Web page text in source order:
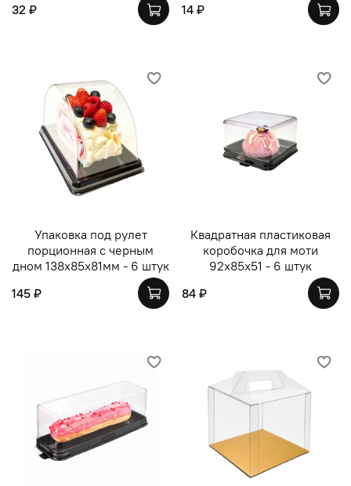
32 ₽
14 ₽
Упаковка под рулет
порционная с черным
дном 138х85х81мм - 6 штук
145 ₽
Квадратная пластиковая
коробочка для моти
92х85х51 - 6 штук
84 ₽